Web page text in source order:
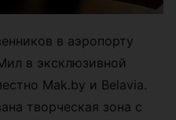
в аэропорту
в эксклюзивной
Mak.by и Belavia.
творческая зона с